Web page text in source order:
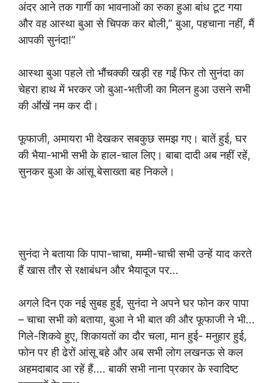
अंदर आने तक गार्गी का भावनाओं का रुका हुआ बांध टूट गया
और वह आस्था बुआ से चिपक कर बोली,” बुआ, पहचाना नहीं, मैं
आपकी सुनंदा!”
आस्था बुआ पहले तो‌ भौंचक्की खड़ी रह गईं फिर तो सुनंदा का
चेहरा हाथ में भरकर जो बुआ-भतीजी का मिलन हुआ उसने सभी
की ऑ॑खें नम कर दी।
फूफाजी, अमायरा भी देखकर सबकुछ समझ गए। बातें हुई, घर
की भैया-भाभी सभी के हाल-चाल लिए। बाबा दादी अब नहीं रहें,
सुनकर बुआ के आंसू बेसाख्ता बह निकले।
सुनंदा ने बताया कि पापा-चाचा, मम्मी-चाची सभी उन्हें याद करते
हैं खास तौर से रक्षाबंधन और भैयादूज पर…
अगले दिन एक नई सुबह हुई, सुनंदा ने अपने घर फोन कर पापा
– चाचा सभी को बताया, बुआ ने भी बात की और फूफाजी ने भी…
गिले-शिकवे हुए, शिकायतों का दौर चला, मान हुई- मनुहार हुई,
फोन पर ही ढेरों आंसू बहे और अब सभी लोग लखनऊ से कल
अहमदाबाद आ रहें हैं…. बाकी सभी नाना प्रकार के स्वादिष्ट